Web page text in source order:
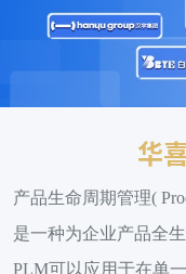
华
产品生命周期管理(
是一种为企业产品全
PLM可以应用于在单